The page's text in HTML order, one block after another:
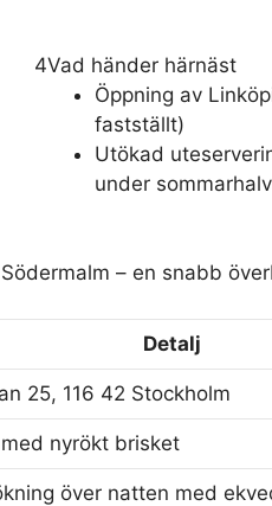
4Vad händer härnäst
Öppning av
fastställt)
Utökad
under
– en snabb
Detalj
25, 116 42 Stockholm
nyrökt brisket
över natten med